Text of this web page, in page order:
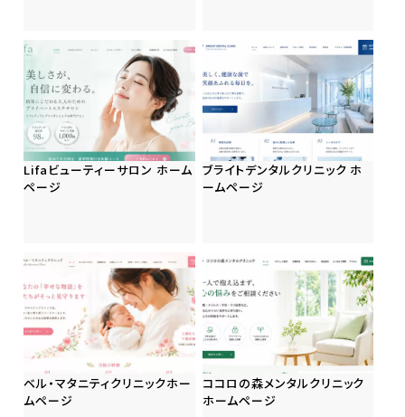
Lifaビューティーサロン ホーム
ページ
ブライトデンタルクリニック ホ
ームページ
ベル・マタニティクリニックホー
ムページ
ココロの森メンタルクリニック
ホームページ